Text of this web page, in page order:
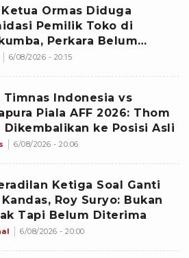
Ormas Diduga
Pemilik Toko di
Perkara Belum
Bendera Merah Putih
6/08/2026 - 20:15
Timnas Indonesia vs
Piala AFF 2026: Thom
Dikembalikan ke Posisi Asli
6/08/2026 - 20:06
Ketiga Soal Ganti
Roy Suryo: Bukan
Tapi Belum Diterima
6/08/2026 - 20:00